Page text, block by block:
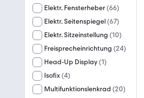
Elektr. Fensterheber(66)
Elektr. Seitenspiegel(67)
Elektr. Sitzeinstellung (10)
Freisprecheinrichtung (24)
Head-Up Display(1)
Isofix(4)
Multifunktionslenkrad (20)